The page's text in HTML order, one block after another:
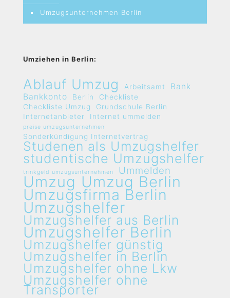
Umzugsunternehmen Berlin
Umziehen in Berlin:
Ablauf Umzug Arbeitsamt
Bank
Bankkonto
Berlin
Checkliste
Checkliste Umzug
Grundschule Berlin
Internetanbieter
Internet ummelden
preise umzugsunternehmen
Sonderkündigung Internetvertrag
Studenen als Umzugshelfer
studentische Umzugshelfer
trinkgeld umzugsunternehmen Ummelden
Umzug Umzug Berlin
Umzugsfirma Berlin
Umzugshelfer
Umzugshelfer aus Berlin
Umzugshelfer Berlin
Umzugshelfer günstig
Umzugshelfer in Berlin
Umzugshelfer ohne Lkw
Umzugshelfer ohne
Transporter